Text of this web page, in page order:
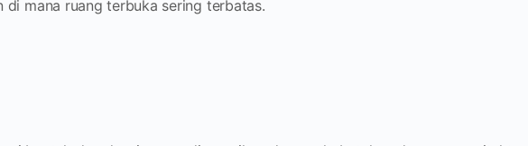
mana ruang terbuka sering terbatas.